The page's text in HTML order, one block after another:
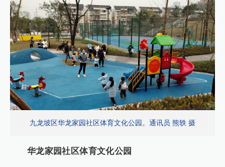
九龙坡区华龙家园社区体育文化公园。通讯员 熊轶 摄
华龙家园社区体育文化公园